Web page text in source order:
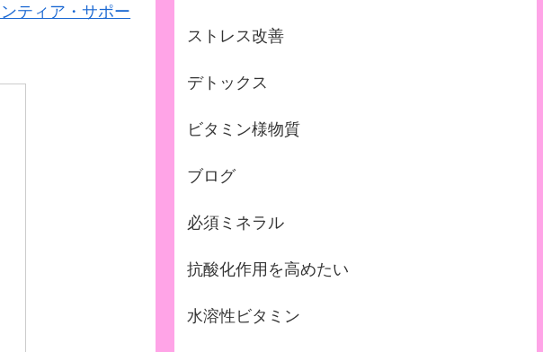
ティア・サポー
ストレス改善
デトックス
ビタミン様物質
ブログ
必須ミネラル
抗酸化作用を高めたい
水溶性ビタミン